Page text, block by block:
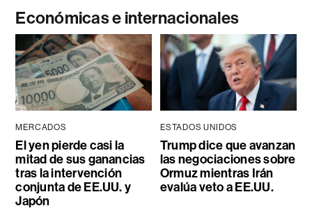
Económicas e internacionales
MERCADOS
El yen pierde casi la
mitad de sus ganancias
tras la intervención
conjunta de EE.UU. y
Japón
ESTADOS UNIDOS
Trump dice que avanzan
las negociaciones sobre
Ormuz mientras Irán
evalúa veto a EE.UU.